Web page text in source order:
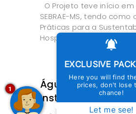
O Projeto teve início
SEBRAE-MS, tendo
Práticas para a
Hospedagem em
Águas de Bonito
Instituto Família
EXCLUSIVE
Here you will find
prices, don't lose
chance!
Let me see!
1